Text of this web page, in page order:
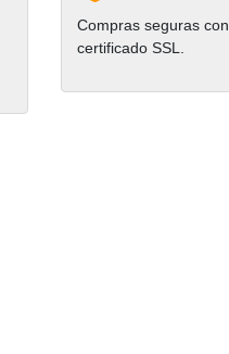
Compras seguras con
certificado SSL.